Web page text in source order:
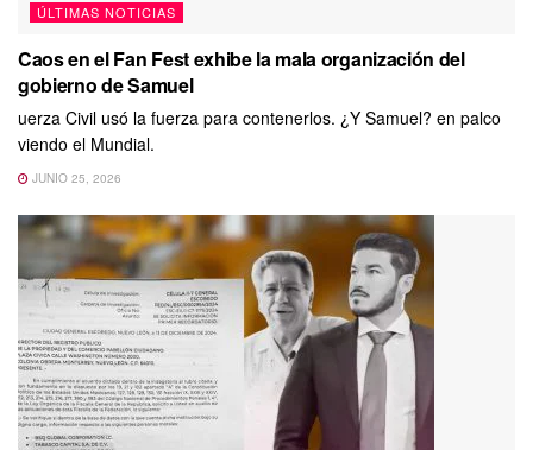
ÚLTIMAS NOTICIAS
Caos en el Fan Fest exhibe la mala organización del
gobierno de Samuel
uerza Civil usó la fuerza para contenerlos. ¿Y Samuel? en palco
viendo el Mundial.
JUNIO 25, 2026